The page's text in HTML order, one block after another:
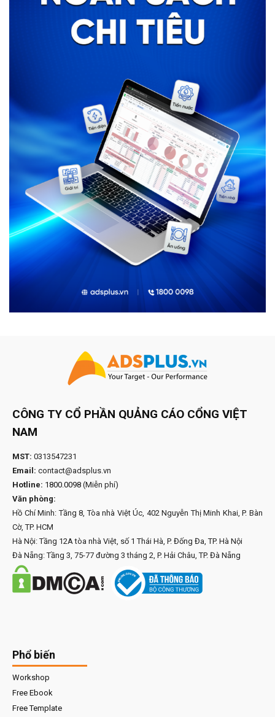
CÔNG TY CỔ PHẦN QUẢNG CÁO CỔNG VIỆT
NAM
MST: 0313547231
Email: contact@adsplus.vn
Hotline: 1800.0098 (Miễn phí)
Văn phòng:
Hồ Chí Minh: Tầng 8, Tòa nhà Việt Úc, 402 Nguyễn Thị Minh Khai, P. Bàn
Cờ, TP. HCM
Hà Nội: Tầng 12A tòa nhà Việt, số 1 Thái Hà, P. Đống Đa, TP. Hà Nội
Đà Nẵng: Tầng 3, 75-77 đường 3 tháng 2, P. Hải Châu, TP. Đà Nẵng
Phổ biến
Workshop
Free Ebook
Free Template